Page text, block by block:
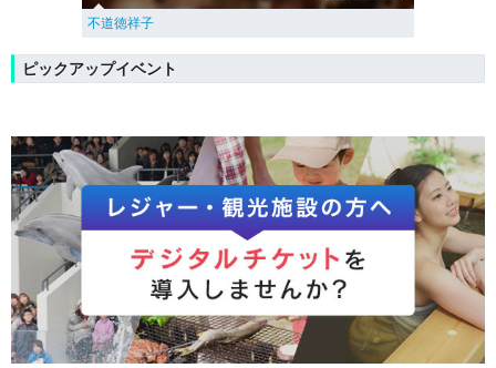
不道徳祥子
ピックアップイベント